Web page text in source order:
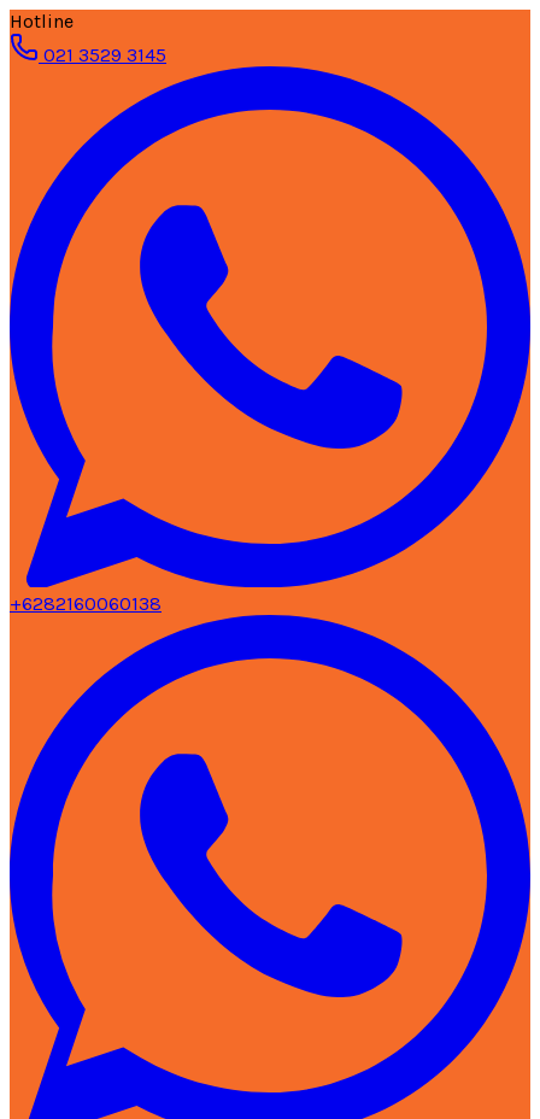
Hotline
021 3529 3145
+6282160060138